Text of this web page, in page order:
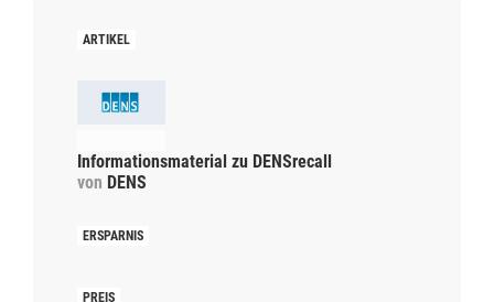
Informationsmaterial zu DENSrecall
von DENS